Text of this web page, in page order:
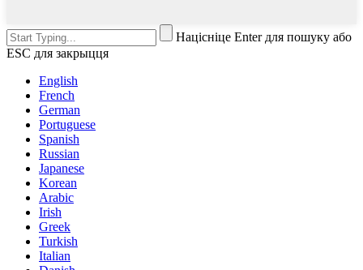
Націсніце Enter для пошуку або
ESC для закрыцця
English
French
German
Portuguese
Spanish
Russian
Japanese
Korean
Arabic
Irish
Greek
Turkish
Italian